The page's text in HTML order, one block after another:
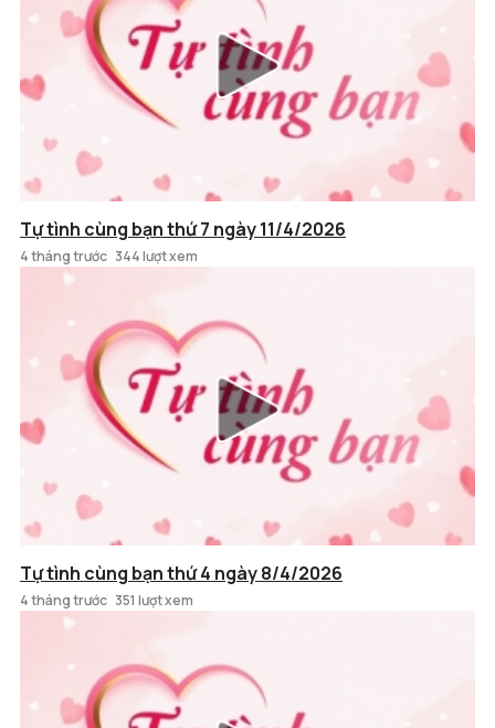
Tự tình cùng bạn thứ 7 ngày 11/4/2026
4 tháng trước 344 lượt xem
Tự tình cùng bạn thứ 4 ngày 8/4/2026
4 tháng trước 351 lượt xem